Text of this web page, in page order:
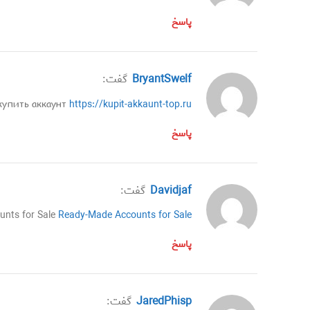
پاسخ
BryantSwelf گفت:
аккаунт https://kupit-akkaunt-top.ru/
پاسخ
Davidjaf گفت:
for Sale Ready-Made Accounts for Sale
پاسخ
JaredPhisp گفت: